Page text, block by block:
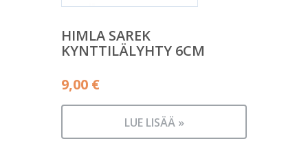
HIMLA SAREK
KYNTTILÄLYHTY 6CM
9,00 €
LUE LISÄÄ »